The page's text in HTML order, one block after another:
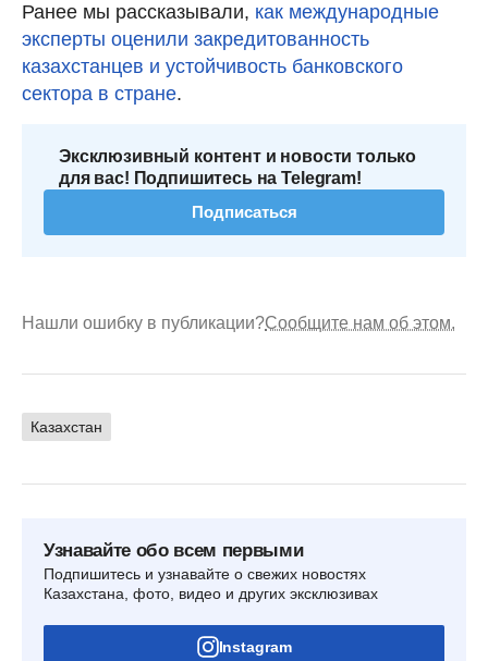
Ранее мы рассказывали, как международные
эксперты оценили закредитованность
казахстанцев и устойчивость банковского
сектора в стране.
Эксклюзивный контент и новости только
для вас! Подпишитесь на Telegram!
Подписаться
Нашли ошибку в публикации?Сообщите нам об этом.
Казахстан
Узнавайте обо всем первыми
Подпишитесь и узнавайте о свежих новостях
Казахстана, фото, видео и других эксклюзивах
Instagram